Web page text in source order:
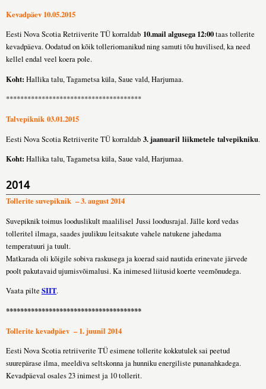
Kevadpäev 10.05.2015
Eesti Nova Scotia Retriiverite TÜ korraldab 10.mail algusega 12:00taas tollerite
kevadpäeva. Oodatud on kõik tolleriomanikud ning samuti tõu huvilised, ka need
kellel endal veel koera pole.
Koht: Hallika talu, Tagametsa küla, Saue vald, Harjumaa.
**************************************
Talvepiknik 03.01.2015
Eesti Nova Scotia Retriiverite TÜ korraldab 3. jaanuaril liikmetele talvepikniku.
Koht: Hallika talu, Tagametsa küla, Saue vald, Harjumaa.
2014
Tollerite suvepiknik – 3. august 2014
Suvepiknik toimus looduslikult maalilisel Jussi loodusrajal. Jälle kord vedas
tolleritel ilmaga, saades juulikuu leitsakute vahele natukene jahedama
temperatuuri ja tuult.
Matkarada oli kõigile sobiva raskusega ja koerad said nautida erinevate järvede
poolt pakutavaid ujumisvõimalusi. Ka inimesed liitusid koerte veemõnudega.
Vaata pilte SIIT.
**************************************
Tollerite kevadpäev – 1. juunil 2014
Eesti Nova Scotia retriiverite TÜ esimene tollerite kokkutulek sai peetud
suurepärase ilma, meeldiva seltskonna ja hunniku energiliste punanahkadega.
Kevadpäeval osales 23 inimest ja 10 tollerit.